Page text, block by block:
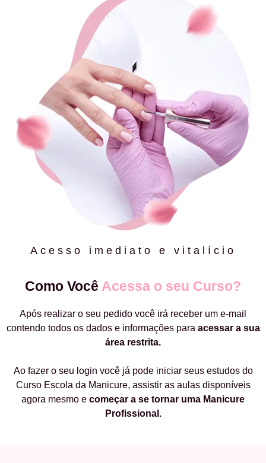
Acesso imediato e vitalício
Como Você Acessa o seu Curso?
Após realizar o seu pedido você irá receber um e-mail
contendo todos os dados e informações para acessar a sua
área restrita.
Ao fazer o seu login você já pode iniciar seus estudos do
Curso Escola da Manicure, assistir as aulas disponíveis
agora mesmo e começar a se tornar uma Manicure
Profissional.